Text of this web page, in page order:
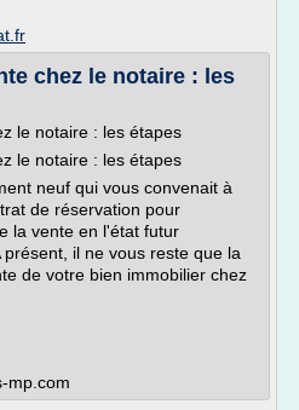
chez le notaire : les
le notaire : les étapes
le notaire : les étapes
neuf qui vous convenait à
de réservation pour
la vente en l'état futur
il ne vous reste que la
de votre bien immobilier chez
mp.com